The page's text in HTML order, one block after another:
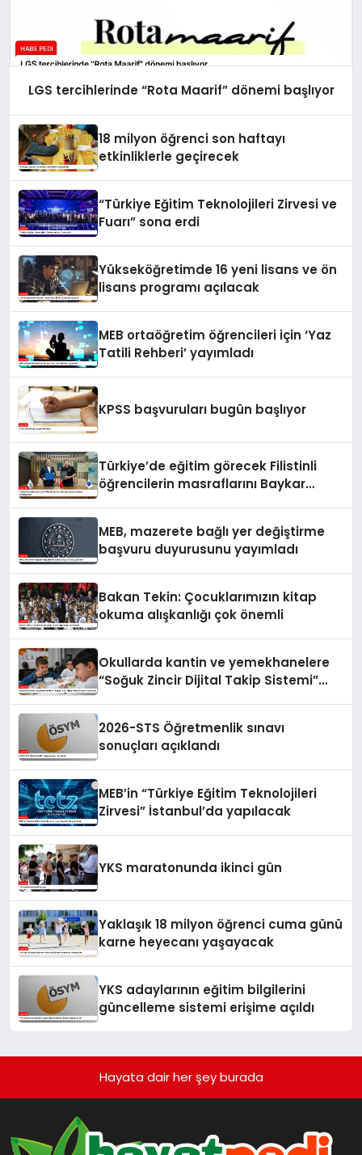
LGS tercihlerinde “Rota Maarif” dönemi başlıyor
18 milyon öğrenci son haftayı
etkinliklerle geçirecek
“Türkiye Eğitim Teknolojileri Zirvesi ve
Fuarı” sona erdi
Yükseköğretimde 16 yeni lisans ve ön
lisans programı açılacak
MEB ortaöğretim öğrencileri için ‘Yaz
Tatili Rehberi’ yayımladı
KPSS başvuruları bugün başlıyor
Türkiye’de eğitim görecek Filistinli
öğrencilerin masraflarını Baykar
MEB, mazerete bağlı yer değiştirme
başvuru duyurusunu yayımladı
Bakan Tekin: Çocuklarımızın kitap
okuma alışkanlığı çok önemli
Okullarda kantin ve yemekhanelere
“Soğuk Zincir Dijital Takip Sistemi”
2026-STS Öğretmenlik sınavı
sonuçları açıklandı
MEB’in “Türkiye Eğitim Teknolojileri
Zirvesi” İstanbul’da yapılacak
YKS maratonunda ikinci gün
Yaklaşık 18 milyon öğrenci cuma günü
karne heyecanı yaşayacak
YKS adaylarının eğitim bilgilerini
güncelleme sistemi erişime açıldı
Hayata dair her şey burada